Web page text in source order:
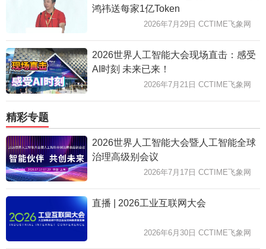
鸿祎送每家1亿Token
2026年7月29日 CCTIME飞象网
2026世界人工智能大会现场直击：感受
AI时刻 未来已来！
2026年7月21日 CCTIME飞象网
精彩专题
2026世界人工智能大会暨人工智能全球
治理高级别会议
2026年7月17日 CCTIME飞象网
直播 | 2026工业互联网大会
2026年6月30日 CCTIME飞象网